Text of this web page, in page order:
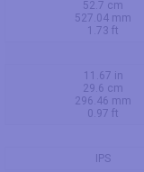
52.7 cm
527.04 mm
1.73 ft
11.67 in
29.6 cm
296.46 mm
0.97 ft
IPS